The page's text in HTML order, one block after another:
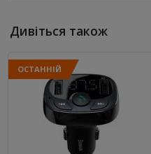
Дивіться також
ОСТАННІЙ